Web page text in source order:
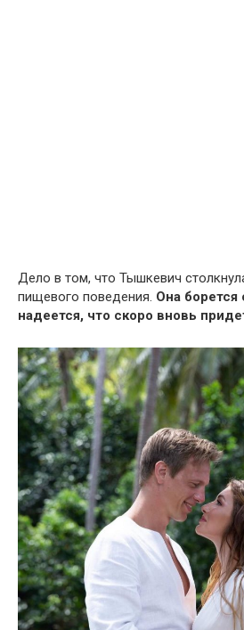
Дело в том, что Тышкевич
пищевого поведения. Она борется
надеется, что скоро вновь